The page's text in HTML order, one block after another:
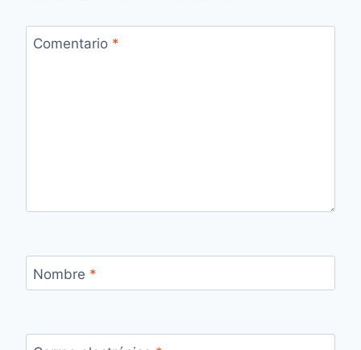
Comentario *
Nombre *